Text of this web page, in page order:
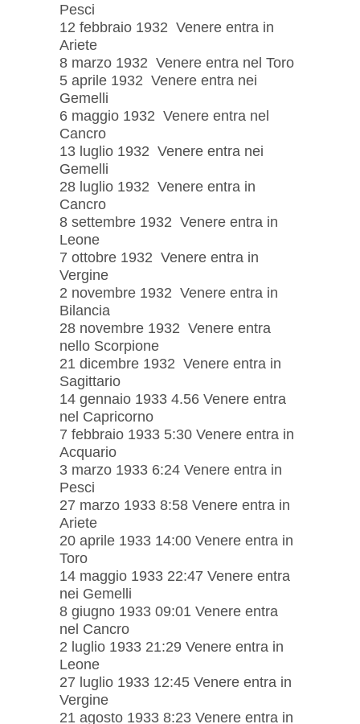
Pesci
12 febbraio 1932 Venere entra in
Ariete
8 marzo 1932 Venere entra nel Toro
5 aprile 1932 Venere entra nei
Gemelli
6 maggio 1932 Venere entra nel
Cancro
13 luglio 1932 Venere entra nei
Gemelli
28 luglio 1932 Venere entra in
Cancro
8 settembre 1932 Venere entra in
Leone
7 ottobre 1932 Venere entra in
Vergine
2 novembre 1932 Venere entra in
Bilancia
28 novembre 1932 Venere entra
nello Scorpione
21 dicembre 1932 Venere entra in
Sagittario
14 gennaio 1933 4.56 Venere entra
nel Capricorno
7 febbraio 1933 5:30 Venere entra in
Acquario
3 marzo 1933 6:24 Venere entra in
Pesci
27 marzo 1933 8:58 Venere entra in
Ariete
20 aprile 1933 14:00 Venere entra in
Toro
14 maggio 1933 22:47 Venere entra
nei Gemelli
8 giugno 1933 09:01 Venere entra
nel Cancro
2 luglio 1933 21:29 Venere entra in
Leone
27 luglio 1933 12:45 Venere entra in
Vergine
21 agosto 1933 8:23 Venere entra in